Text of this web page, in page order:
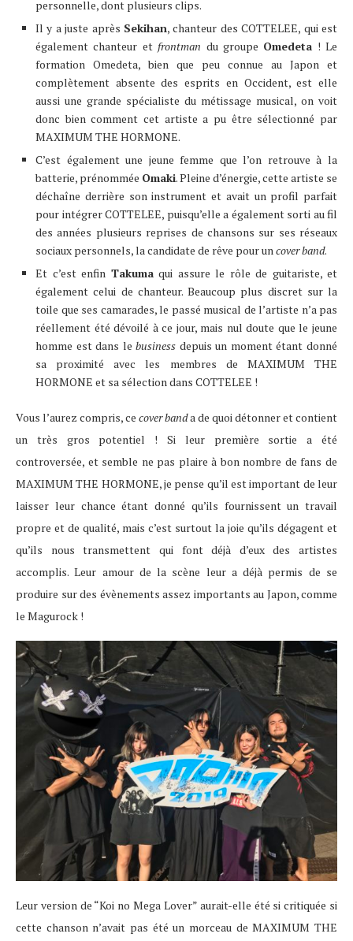
personnelle, dont plusieurs clips.
Il y a juste après Sekihan, chanteur des COTTELEE, qui est
également chanteur et frontman du groupe Omedeta ! Le
formation Omedeta, bien que peu connue au Japon et
complètement absente des esprits en Occident, est elle
aussi une grande spécialiste du métissage musical, on voit
donc bien comment cet artiste a pu être sélectionné par
MAXIMUM THE HORMONE.
C’est également une jeune femme que l’on retrouve à la
batterie, prénommée Omaki. Pleine d’énergie, cette artiste se
déchaîne derrière son instrument et avait un profil parfait
pour intégrer COTTELEE, puisqu’elle a également sorti au fil
des années plusieurs reprises de chansons sur ses réseaux
sociaux personnels, la candidate de rêve pour un cover band.
Et c’est enfin Takumaqui assure le rôle de guitariste, et
également celui de chanteur. Beaucoup plus discret sur la
toile que ses camarades, le passé musical de l’artiste n’a pas
réellement été dévoilé à ce jour, mais nul doute que le jeune
homme est dans lebusiness depuis un moment étant donné
sa proximité avec les membres de MAXIMUM THE
HORMONE et sa sélection dans COTTELEE !
Vous l’aurez compris, ce cover banda de quoi détonner et contient
un très gros potentiel ! Si leur première sortie a été
controversée, et semble ne pas plaire à bon nombre de fans de
MAXIMUM THE HORMONE, je pense qu’il est important de leur
laisser leur chance étant donné qu’ils fournissent un travail
propre et de qualité, mais c’est surtout la joie qu’ils dégagent et
qu’ils nous transmettent qui font déjà d’eux des artistes
accomplis. Leur amour de la scène leur a déjà permis de se
produire sur des évènements assez importants au Japon, comme
le Magurock !
Leur version de “Koi no Mega Lover” aurait-elle été si critiquée si
cette chanson n’avait pas été un morceau de MAXIMUM THE